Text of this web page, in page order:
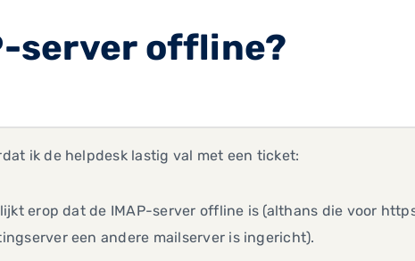
server offline?
ik de helpdesk lastig val met een ticket:
erop dat de IMAP-server offline is (althans die voor
een andere mailserver is ingericht).